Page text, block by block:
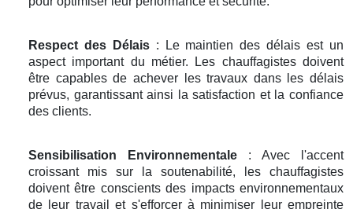
Respect des Délais: Le maintien des délais est un
aspect important du métier. Les chauffagistes doivent
être capables de achever les travaux dans les délais
prévus, garantissant ainsi la satisfaction et la confiance
des clients.
Sensibilisation Environnementale : Avec l'accent
croissant mis sur la soutenabilité, les chauffagistes
doivent être conscients des impacts environnementaux
de leur travail et s'efforcer à minimiser leur empreinte